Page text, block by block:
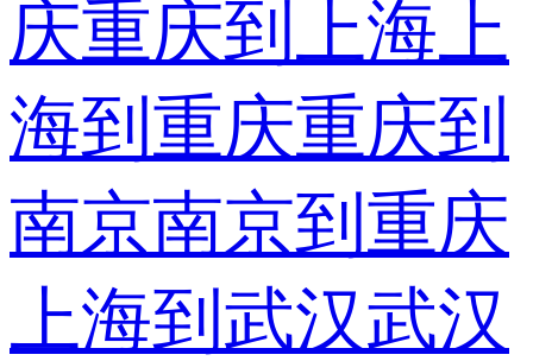
庆重庆到上海上
海到重庆重庆到
南京南京到重庆
上海到武汉武汉